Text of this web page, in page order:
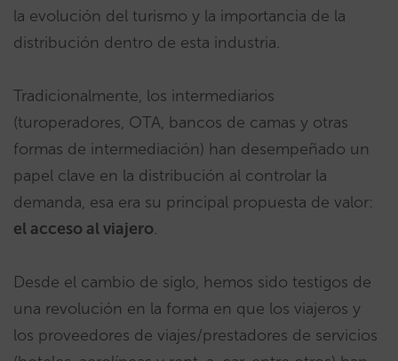
la evolución del turismo y la importancia de la
distribución dentro de esta industria.
Tradicionalmente, los intermediarios
(turoperadores, OTA, bancos de camas y otras
formas de intermediación) han desempeñado un
papel clave en la distribución al controlar la
demanda, esa era su principal propuesta de valor:
el acceso al viajero.
Desde el cambio de siglo, hemos sido testigos de
una revolución en la forma en que los viajeros y
los proveedores de viajes/prestadores de servicios